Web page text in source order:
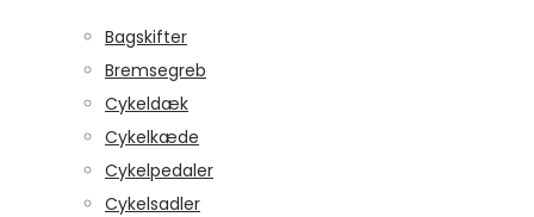
Bagskifter
Bremsegreb
Cykeldæk
Cykelkæde
Cykelpedaler
Cykelsadler